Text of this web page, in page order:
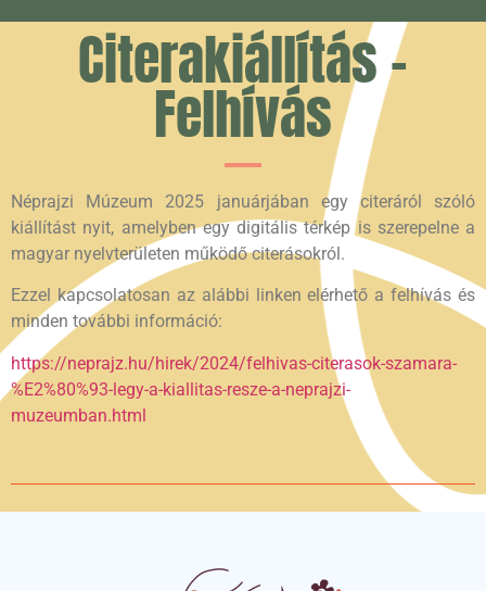
Citerakiállítás -
Felhívás
Néprajzi Múzeum 2025 januárjában egy citeráról szóló
kiállítást nyit, amelyben egy digitális térkép is szerepelne a
magyar nyelvterületen működő citerásokról.
Ezzel kapcsolatosan az alábbi linken elérhető a felhívás és
minden további információ:
https://neprajz.hu/hirek/2024/felhivas-citerasok-szamara-
%E2%80%93-legy-a-kiallitas-resze-a-neprajzi-
muzeumban.html